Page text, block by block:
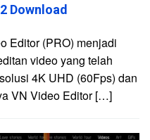
Download
Editor (PRO) menjadi
video yang telah
4K UHD (60Fps) dan
VN Video Editor […]